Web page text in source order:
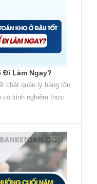
Đi Làm Ngay?
chặt quản lý hàng tồn
có kinh nghiệm thực